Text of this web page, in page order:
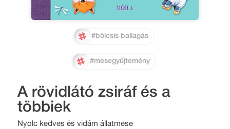
#bölcsis ballagás
#mesegyűjtemény
A rövidlátó zsiráf és a
többiek
Nyolc kedves és vidám állatmese